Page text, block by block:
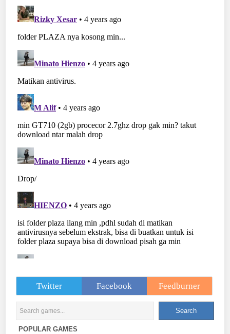
Twitter Facebook Feedburner
POPULAR GAMES